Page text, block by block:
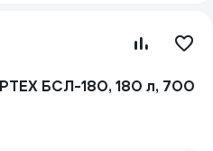
БСЛ-180, 180 л, 700